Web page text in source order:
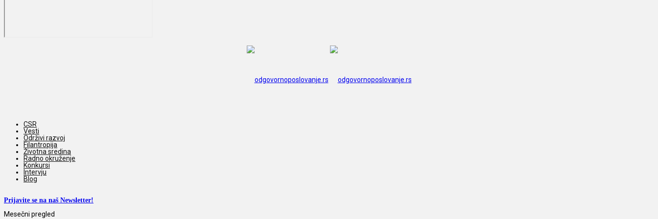
CSR
Vesti
Održivi razvoj
Filantropija
Životna sredina
Radno okruženje
Konkursi
Intervju
Blog
Prijavite se na naš Newsletter!
Mesečni pregled